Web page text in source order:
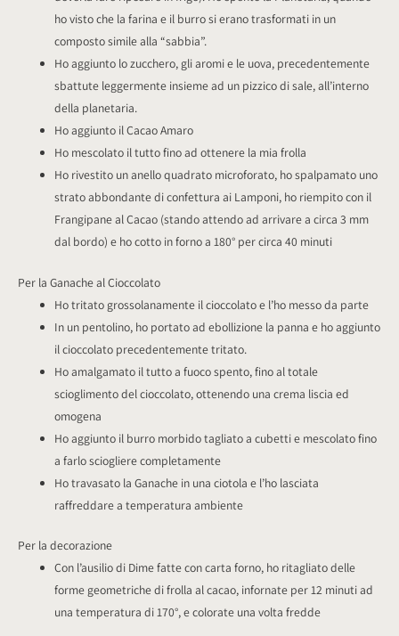
ho visto che la farina e il burro si erano trasformati in un
composto simile alla “sabbia”.
Ho aggiunto lo zucchero, gli aromi e le uova, precedentemente
sbattute leggermente insieme ad un pizzico di sale, all’interno
della planetaria.
Ho aggiunto il Cacao Amaro
Ho mescolato il tutto fino ad ottenere la mia frolla
Ho rivestito un anello quadrato microforato, ho spalpamato uno
strato abbondante di confettura ai Lamponi, ho riempito con il
Frangipane al Cacao (stando attendo ad arrivare a circa 3 mm
dal bordo) e ho cotto in forno a 180° per circa 40 minuti
Per la Ganache al Cioccolato
Ho tritato grossolanamente il cioccolato e l’ho messo da parte
In un pentolino, ho portato ad ebollizione la panna e ho aggiunto
il cioccolato precedentemente tritato.
Ho amalgamato il tutto a fuoco spento, fino al totale
scioglimento del cioccolato, ottenendo una crema liscia ed
omogena
Ho aggiunto il burro morbido tagliato a cubetti e mescolato fino
a farlo sciogliere completamente
Ho travasato la Ganache in una ciotola e l’ho lasciata
raffreddare a temperatura ambiente
Per la decorazione
Con l’ausilio di Dime fatte con carta forno, ho ritagliato delle
forme geometriche di frolla al cacao, infornate per 12 minuti ad
una temperatura di 170°, e colorate una volta fredde